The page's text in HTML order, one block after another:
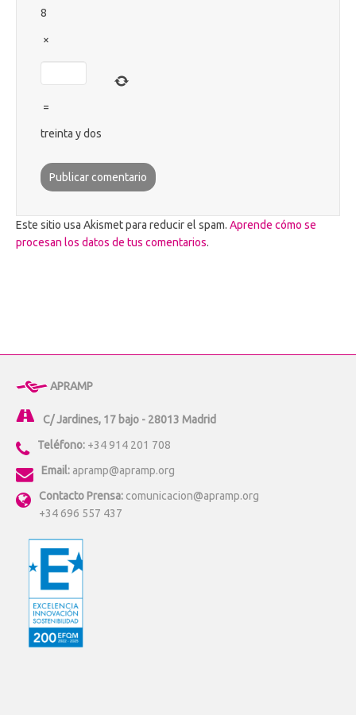
8
×
=
treinta y dos
Este sitio usa Akismet para reducir el spam. Aprende cómo se
procesan los datos de tus comentarios.
APRAMP
C/ Jardines, 17 bajo - 28013 Madrid
Teléfono: +34 914 201 708
Email: apramp@apramp.org
Contacto Prensa: comunicacion@apramp.org
+34 696 557 437